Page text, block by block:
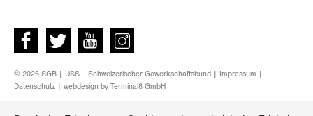
Facebook Twitter Youtube instagram
© 2026 SGB | USS – Schweizerischer Gewerkschaftsbund | Impressum
Datenschutz | webdesign by Terminal8 GmbH